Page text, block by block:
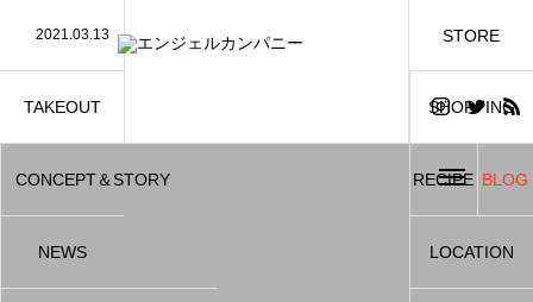
TAKEOUT
CONCEPT＆STORY
NEWS
SHOPPING
RECIPE BLOG
LOCATION
2021.03.13 【重要】オンラインショップシステム変更のお知ら
店舗オープン
2020.11.1
STORE